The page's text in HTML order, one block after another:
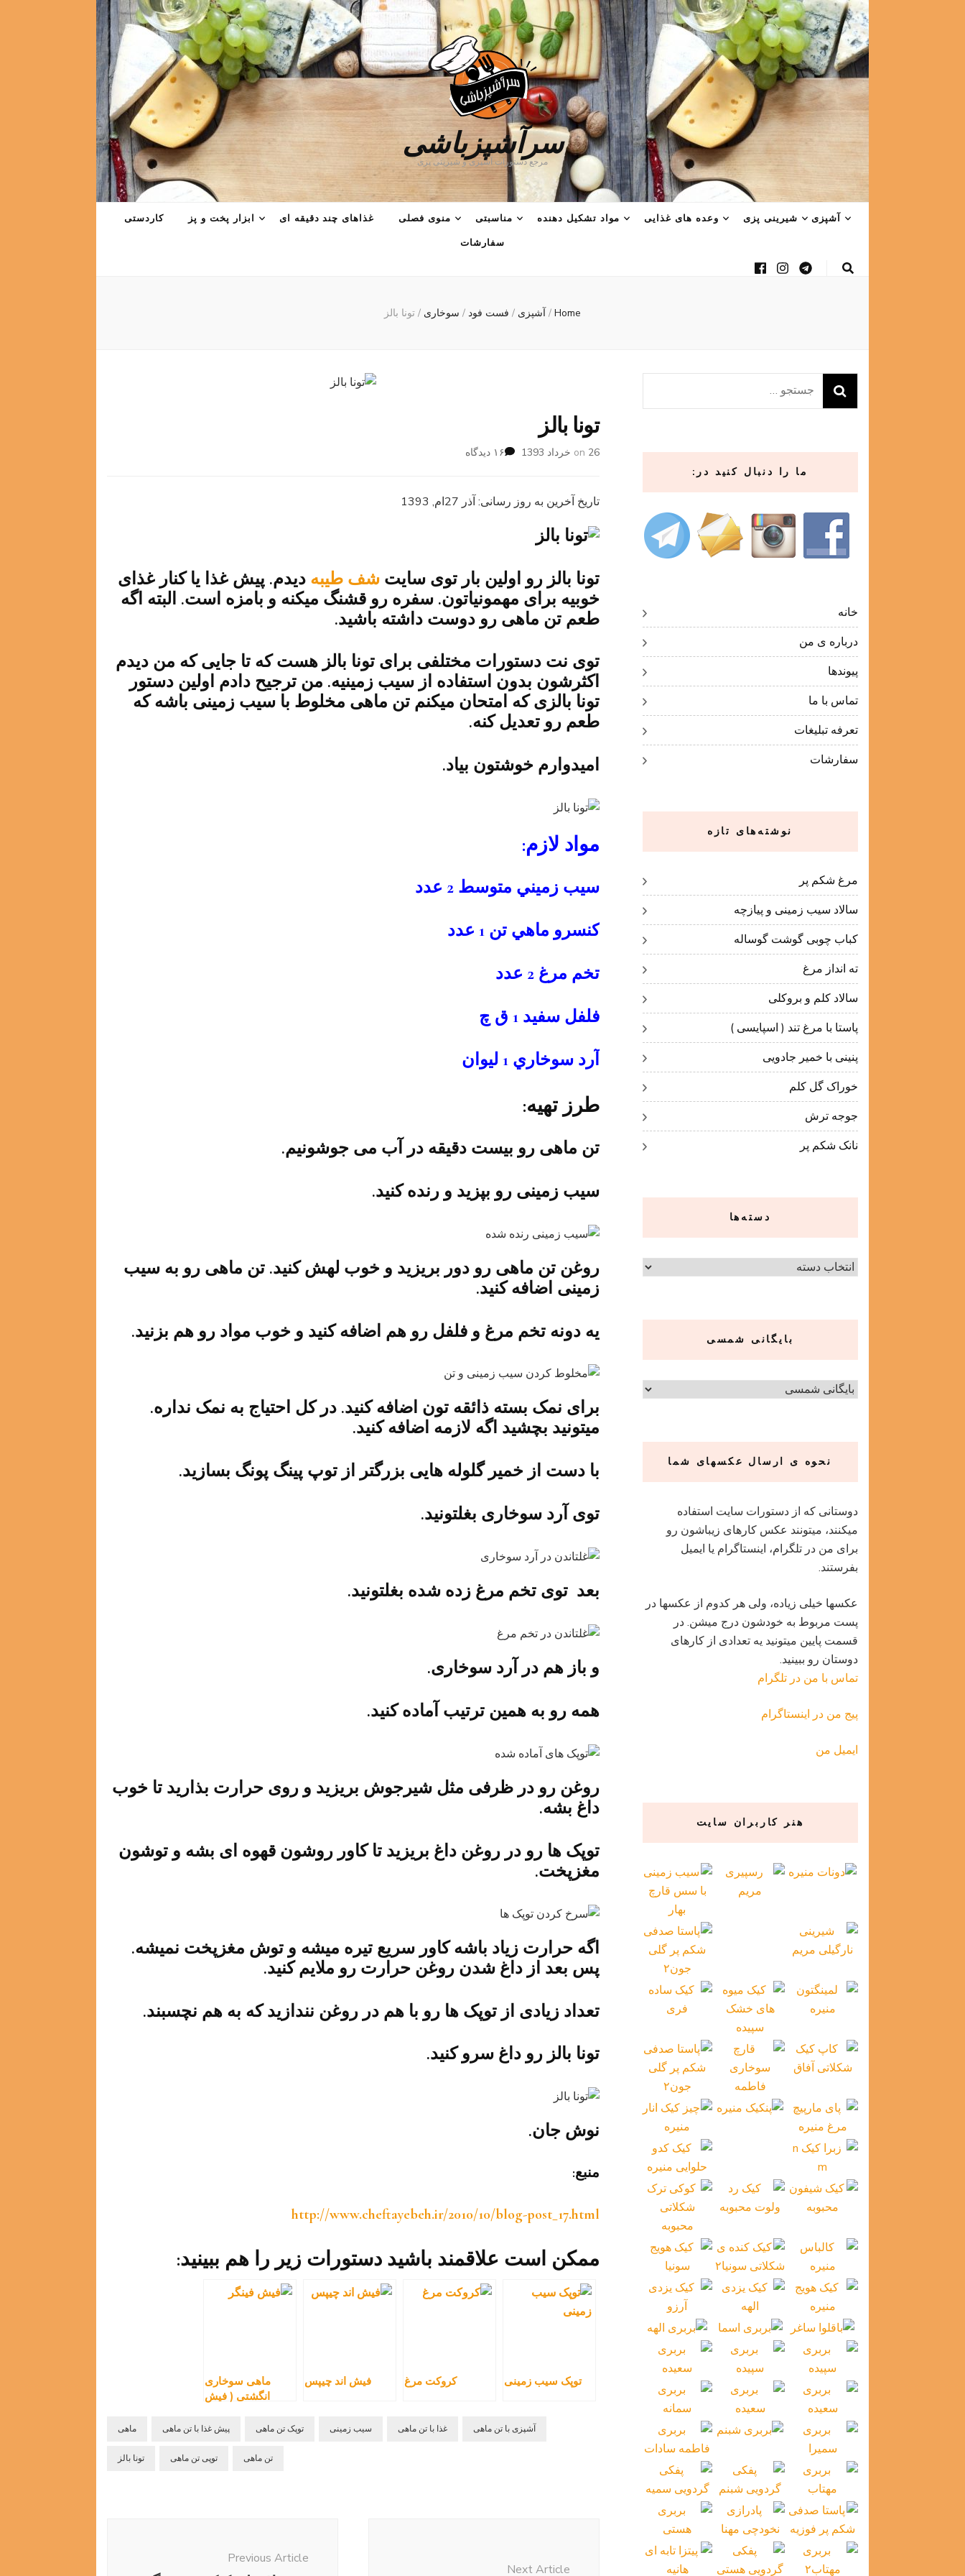
سرآشپزباشی
مرجع دستورات آشپزی و شیرینی پزی
آشپزی شیرینی پزی وعده های غذایی مواد تشکیل دهنده مناسبتی منوی فصلی غذاهای چند دقیقه ای ابزار پخت و پز
کاردستی
سفارشات
Home
/ آشپزی / فست فود / سوخاری / تونا بالز
تونا بالز
on 26 خرداد 1393 ۱۶ دیدگاه
تاریخ آخرین به روز رسانی: آذر 27ام, 1393
تونا بالز رو اولین بار توی سایت شف طیبه دیدم. پیش غذا یا کنار غذای
خوبیه برای مهمونیاتون. سفره رو قشنگ میکنه و بامزه است. البته اگه
طعم تن ماهی رو دوست داشته باشید.
توی نت دستورات مختلفی برای تونا بالز هست که تا جایی که من دیدم
اکثرشون بدون استفاده از سیب زمینیه. من ترجیح دادم اولین دستور
تونا بالزی که امتحان میکنم تن ماهی مخلوط با سیب زمینی باشه که
طعم رو تعدیل کنه.
امیدوارم خوشتون بیاد.
مواد لازم:
سيب زميني متوسط 2 عدد
كنسرو ماهي تن 1 عدد
تخم مرغ 2 عدد
فلفل سفيد 1 ق چ
آرد سوخاري 1 ليوان
طرز تهیه:
تن ماهی رو بیست دقیقه در آب می جوشونیم.
سیب زمینی رو بپزید و رنده کنید.
روغن تن ماهی رو دور بریزید و خوب لهش کنید. تن ماهی رو به سیب
زمینی اضافه کنید.
یه دونه تخم مرغ و فلفل رو هم اضافه کنید و خوب مواد رو هم بزنید.
برای نمک بسته ذائقه تون اضافه کنید. در کل احتیاج به نمک نداره.
میتونید بچشید اگه لازمه اضافه کنید.
با دست از خمیر گلوله هایی بزرگتر از توپ پینگ پونگ بسازید.
توی آرد سوخاری بغلتونید.
بعد توی تخم مرغ زده شده بغلتونید.
و باز هم در آرد سوخاری.
همه رو به همین ترتیب آماده کنید.
روغن رو در ظرفی مثل شیرجوش بریزید و روی حرارت بذارید تا خوب
داغ بشه.
توپک ها رو در روغن داغ بریزید تا کاور روشون قهوه ای بشه و توشون
مغزپخت.
اگه حرارت زیاد باشه کاور سریع تیره میشه و توش مغزپخت نمیشه.
پس بعد از داغ شدن روغن حرارت رو ملایم کنید.
تعداد زیادی از توپک ها رو با هم در روغن نندازید که به هم نچسبند.
تونا بالز رو داغ سرو کنید.
نوش جان.
منبع:
http://www.cheftayebeh.ir/2010/10/blog-post_17.html
ممکن است علاقمند باشید دستورات زیر را هم ببینید:
توپک سیب زمینی کروکت مرغ فیش اند چیپس
ماهی سوخاری
انگشتی ( فیش
ماهی پیش غذا با تن ماهی توپک تن ماهی سیب زمینی غذا با تن ماهی آشپزی با تن ماهی
تونا بالز توپی تن ماهی تن ماهی
Previous Article
Next Article
جستجو
برای:
ما را دنبال کنید در:
خانه
درباره ی من
پیوندها
تماس با ما
تعرفه تبلیغات
سفارشات
نوشته‌های تازه
مرغ شکم پر
سالاد سیب زمینی و پیازچه
کباب چوبی گوشت گوساله
ته انداز مرغ
سالاد کلم و بروکلی
پاستا با مرغ تند ( اسپایسی )
پنینی با خمیر جادویی
خوراک گل کلم
جوجه ترش
نانک شکم پر
دسته‌ها
دسته‌ها
بایگانی شمسی
نحوه ی ارسال عکسهای شما
دوستانی که از دستورات سایت استفاده
میکنند، میتونند عکس کارهای زیباشون رو
برای من در تلگرام، اینستاگرام یا ایمیل
بفرستند.
عکسها خیلی زیاده، ولی هر کدوم از عکسها در
پست مربوط به خودشون درج میشن. در
قسمت پایین میتونید یه تعدادی از کارهای
دوستان رو ببینید.
تماس با من در تلگرام
پیج من در اینستاگرام
ایمیل من
هنر کاربران سایت